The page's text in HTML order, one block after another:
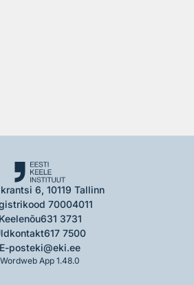
6, 10119 Tallinn
70004011
Keelenõu631 3731
617 7500
E-posteki@eki.ee
Wordweb App 1.48.0